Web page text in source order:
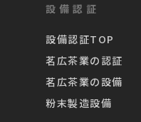
設備認証
設備認証TOP
茗広茶業の認証
茗広茶業の設備
粉末製造設備